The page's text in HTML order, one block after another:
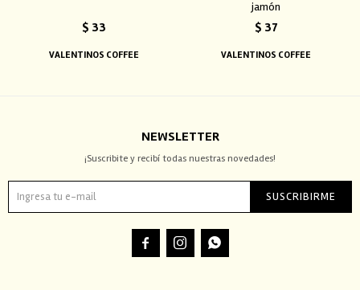
$ 33
VALENTINOS COFFEE
jamón
$ 37
VALENTINOS COFFEE
NEWSLETTER
¡Suscribite y recibí todas nuestras novedades!
SUSCRIBIRME
  